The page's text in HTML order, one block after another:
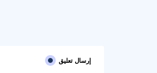
إرسال تعليق